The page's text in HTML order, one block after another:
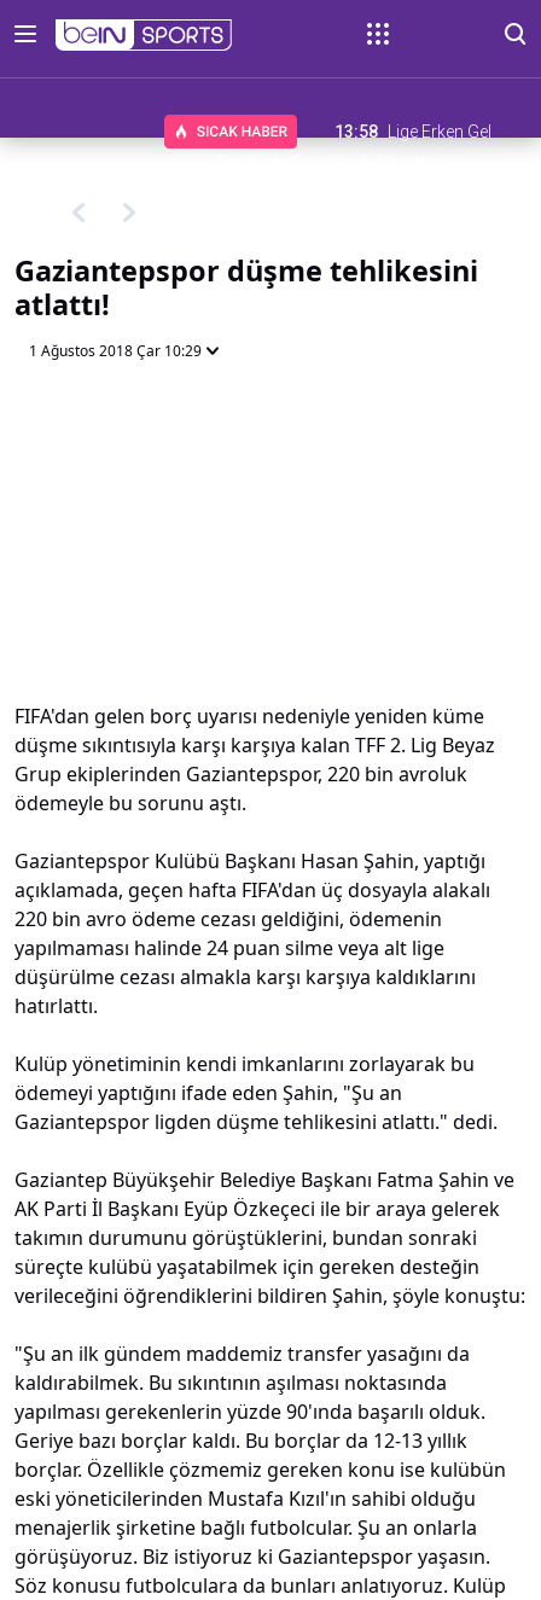
13:58
Lige Erken Gel
Gaziantepspor düşme tehlikesini
atlattı!
1 Ağustos 2018 Çar 10:29
FIFA'dan gelen borç uyarısı nedeniyle yeniden küme
düşme sıkıntısıyla karşı karşıya kalan TFF 2. Lig Beyaz
Grup ekiplerinden Gaziantepspor, 220 bin avroluk
ödemeyle bu sorunu aştı.
Gaziantepspor Kulübü Başkanı Hasan Şahin, yaptığı
açıklamada, geçen hafta FIFA'dan üç dosyayla alakalı
220 bin avro ödeme cezası geldiğini, ödemenin
yapılmaması halinde 24 puan silme veya alt lige
düşürülme cezası almakla karşı karşıya kaldıklarını
hatırlattı.
Kulüp yönetiminin kendi imkanlarını zorlayarak bu
ödemeyi yaptığını ifade eden Şahin, "Şu an
Gaziantepspor ligden düşme tehlikesini atlattı." dedi.
Gaziantep Büyükşehir Belediye Başkanı Fatma Şahin ve
AK Parti İl Başkanı Eyüp Özkeçeci ile bir araya gelerek
takımın durumunu görüştüklerini, bundan sonraki
süreçte kulübü yaşatabilmek için gereken desteğin
verileceğini öğrendiklerini bildiren Şahin, şöyle konuştu:
"Şu an ilk gündem maddemiz transfer yasağını da
kaldırabilmek. Bu sıkıntının aşılması noktasında
yapılması gerekenlerin yüzde 90'ında başarılı olduk.
Geriye bazı borçlar kaldı. Bu borçlar da 12-13 yıllık
borçlar. Özellikle çözmemiz gereken konu ise kulübün
eski yöneticilerinden Mustafa Kızıl'ın sahibi olduğu
menajerlik şirketine bağlı futbolcular. Şu an onlarla
görüşüyoruz. Biz istiyoruz ki Gaziantepspor yaşasın.
Söz konusu futbolculara da bunları anlatıyoruz. Kulüp